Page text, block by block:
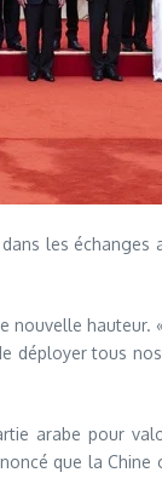
les
hauteur.
déployer tous
arabe pour
que la